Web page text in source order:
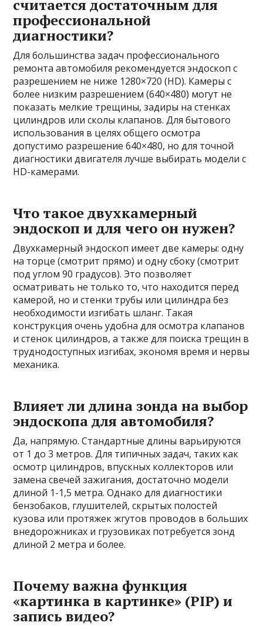
считается достаточным для
профессиональной
диагностики?
Для большинства задач профессионального
ремонта автомобиля рекомендуется эндоскоп с
разрешением не ниже 1280×720 (HD). Камеры с
более низким разрешением (640×480) могут не
показать мелкие трещины, задиры на стенках
цилиндров или сколы клапанов. Для бытового
использования в целях общего осмотра
допустимо разрешение 640×480, но для точной
диагностики двигателя лучше выбирать модели с
HD-камерами.
Что такое двухкамерный
эндоскоп и для чего он нужен?
Двухкамерный эндоскоп имеет две камеры: одну
на торце (смотрит прямо) и одну сбоку (смотрит
под углом 90 градусов). Это позволяет
осматривать не только то, что находится перед
камерой, но и стенки трубы или цилиндра без
необходимости изгибать шланг. Такая
конструкция очень удобна для осмотра клапанов
и стенок цилиндров, а также для поиска трещин в
труднодоступных изгибах, экономя время и нервы
механика.
Влияет ли длина зонда на выбор
эндоскопа для автомобиля?
Да, напрямую. Стандартные длины варьируются
от 1 до 3 метров. Для типичных задач, таких как
осмотр цилиндров, впускных коллекторов или
замена свечей зажигания, достаточно модели
длиной 1-1,5 метра. Однако для диагностики
бензобаков, глушителей, скрытых полостей
кузова или протяжек жгутов проводов в больших
внедорожниках и грузовиках потребуется зонд
длиной 2 метра и более.
Почему важна функция
«картинка в картинке» (PIP) и
запись видео?